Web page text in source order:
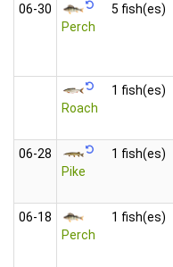
06‑30
Perch
5 fish(es)
Roach
1 fish(es)
06‑28
Pike
1 fish(es)
06‑18
Perch
1 fish(es)